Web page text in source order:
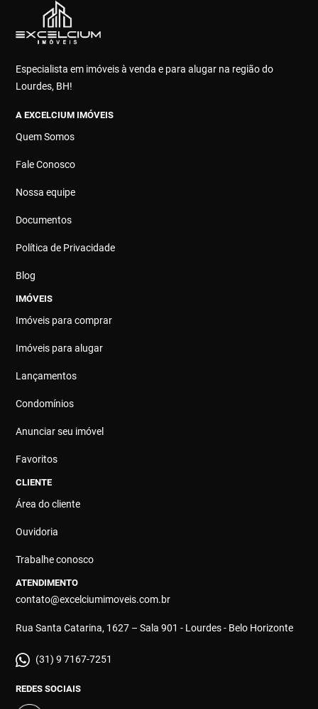
Especialista em imóveis à venda e para alugar na região do
Lourdes, BH!
A EXCELCIUM IMÓVEIS
Quem Somos
Fale Conosco
Nossa equipe
Documentos
Política de Privacidade
Blog
IMÓVEIS
Imóveis para comprar
Imóveis para alugar
Lançamentos
Condomínios
Anunciar seu imóvel
Favoritos
CLIENTE
Área do cliente
Ouvidoria
Trabalhe conosco
ATENDIMENTO
contato@excelciumimoveis.com.br
Rua Santa Catarina, 1627 – Sala 901 - Lourdes - Belo Horizonte
(31) 9 7167-7251
REDES SOCIAIS